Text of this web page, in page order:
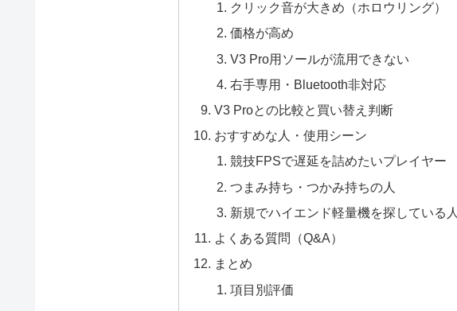
クリック音が大きめ（ホロウリング）
価格が高め
V3 Pro用ソールが流用できない
右手専用・Bluetooth非対応
V3 Proとの比較と買い替え判断
おすすめな人・使用シーン
競技FPSで遅延を詰めたいプレイヤー
つまみ持ち・つかみ持ちの人
新規でハイエンド軽量機を探している人
よくある質問（Q&A）
まとめ
項目別評価